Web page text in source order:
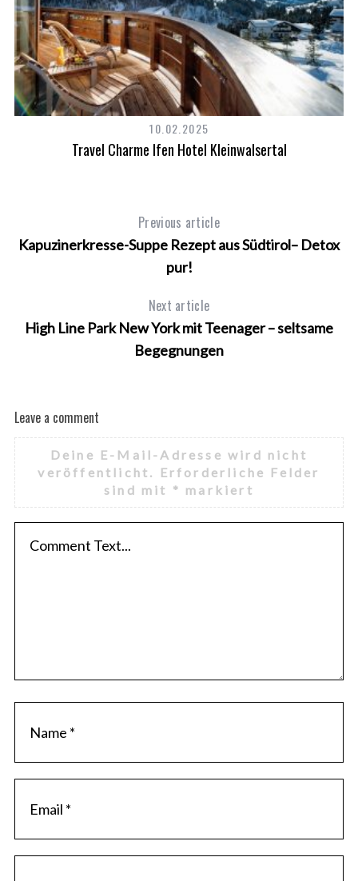
10.02.2025
Travel Charme Ifen Hotel Kleinwalsertal
Previous article
Kapuzinerkresse-Suppe Rezept aus Südtirol– Detox
pur!
Next article
High Line Park New York mit Teenager – seltsame
Begegnungen
Leave a comment
Deine E-Mail-Adresse wird nicht
veröffentlicht.
Erforderliche Felder
sind mit * markiert